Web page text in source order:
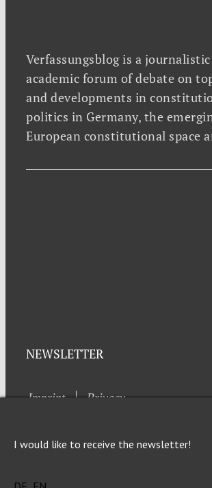
Verfassungsblog is a
academic forum of debate on
and developments in
politics in Germany, the
European constitutional space
NEWSLETTER
Imprint Privacy
I would like to receive the newsletter!